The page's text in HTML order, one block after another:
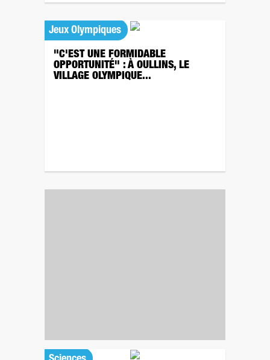
Jeux Olympiques
"C'EST UNE FORMIDABLE
OPPORTUNITÉ" : À OULLINS, LE
VILLAGE OLYMPIQUE...